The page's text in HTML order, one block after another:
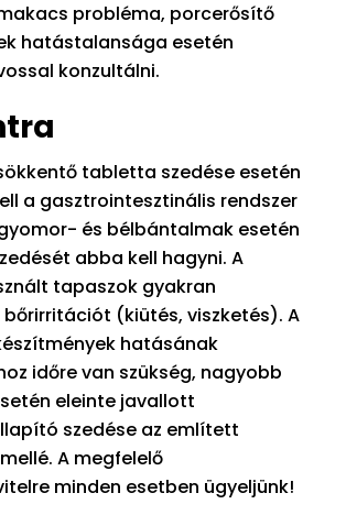
probléma, porcerősítő
hatástalansága esetén
konzultálni.
tabletta szedése esetén
a gasztrointesztinális rendszer
és bélbántalmak esetén
abba kell hagyni. A
tapaszok gyakran
(kiütés, viszketés). A
hatásának
időre van szükség, nagyobb
eleinte javallott
szedése az említett
A megfelelő
minden esetben ügyeljünk!